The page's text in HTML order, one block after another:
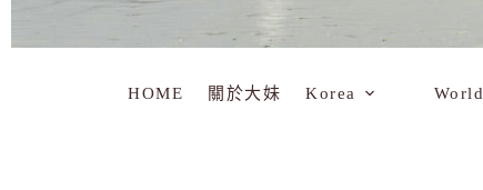
HOME 關於大妹 Korea World